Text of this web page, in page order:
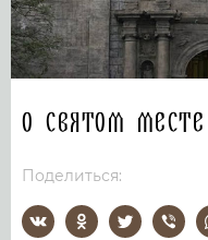
О святом месте
Поделиться: